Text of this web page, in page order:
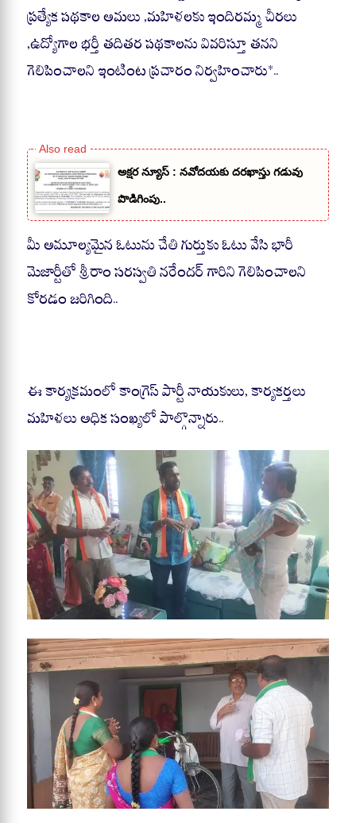
ప్రత్యేక పథకాల అమలు ,మహిళలకు ఇందిరమ్మ చీరలు
,ఉద్యోగాల భర్తీ తదితర పథకాలను వివరిస్తూ తనని
గెలిపించాలని ఇంటింట ప్రచారం నిర్వహించారు*..
అక్షర న్యూస్ : నవోదయకు దరఖాస్తు గడువు
పొడిగింపు..
మీ అమూల్యమైన ఓటును చేతి గుర్తుకు ఓటు వేసి భారీ
మెజార్టీతో శ్రీరాం సరస్వతి నరేందర్ గారిని గెలిపించాలని
కోరడం జరిగింది..
ఈ కార్యక్రమంలో కాంగ్రెస్ పార్టీ నాయకులు, కార్యకర్తలు
మహిళలు అధిక సంఖ్యలో పాల్గొన్నారు..